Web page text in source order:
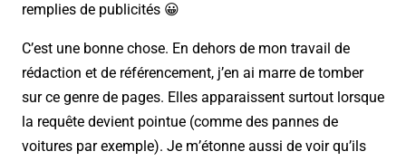
remplies de publicités 😀
C’est une bonne chose. En dehors de mon travail de
rédaction et de référencement, j’en ai marre de tomber
sur ce genre de pages. Elles apparaissent surtout lorsque
la requête devient pointue (comme des pannes de
voitures par exemple). Je m’étonne aussi de voir qu’ils